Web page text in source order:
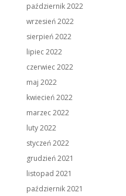
październik 2022
wrzesień 2022
sierpień 2022
lipiec 2022
czerwiec 2022
maj 2022
kwiecień 2022
marzec 2022
luty 2022
styczeń 2022
grudzień 2021
listopad 2021
październik 2021